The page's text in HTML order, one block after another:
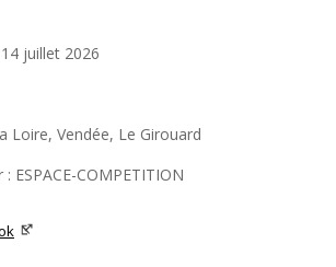
juillet 2026
Loire, Vendée, Le Girouard
COMPETITION